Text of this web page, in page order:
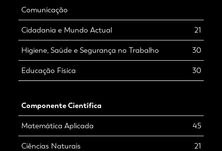
Comunicação
Cidadania e Mundo Actual 21
Higiene, Saúde e Segurança no Trabalho 30
Educação Física 30
Componente Científica
Matemática Aplicada 45
Ciências Naturais 21